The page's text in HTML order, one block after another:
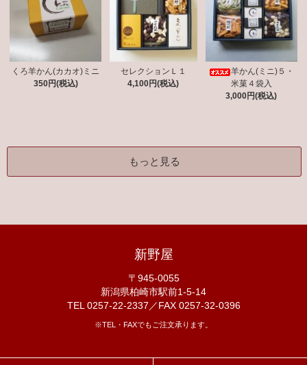
くろ羊かん(カカオ)ミニ
350円(税込)
セレクションＬ１
4,100円(税込)
羊かん(ミニ)５・
米菓４袋入
3,000円(税込)
もっと見る
新野屋
〒945-0055
新潟県柏崎市駅前1-5-14
TEL 0257-22-2337／FAX 0257-32-0396
※TEL・FAXでもご注文承ります。